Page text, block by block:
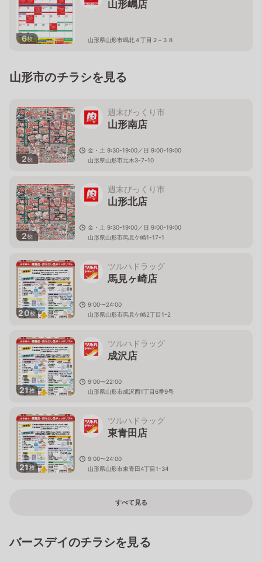
6枚
山形嶋店
山形県山形市嶋北４丁目２−３８
山形市のチラシを見る
2枚
週末びっくり市
山形南店
金・土 9:30-19:00／日 9:00-19:00
山形県山形市元木3-7-10
2枚
週末びっくり市
山形北店
金・土 9:30-19:00／日 9:00-19:00
山形県山形市馬見ケ崎1-17-1
20枚
ツルハドラッグ
馬見ヶ崎店
9:00〜24:00
山形県山形市馬見ケ崎2丁目1-2
21枚
ツルハドラッグ
成沢店
9:00〜22:00
山形県山形市成沢西1丁目6番9号
21枚
ツルハドラッグ
東青田店
9:00〜24:00
山形県山形市東青田4丁目1-34
すべて見る
バースデイのチラシを見る